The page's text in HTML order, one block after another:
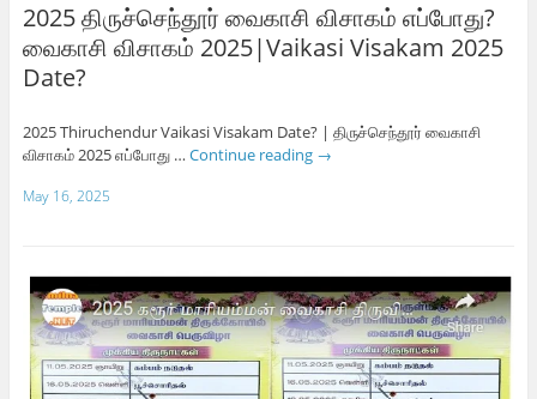
2025 திருச்செந்தூர் வைகாசி விசாகம் எப்போது?
வைகாசி விசாகம் 2025|Vaikasi Visakam 2025
Date?
2025 Thiruchendur Vaikasi Visakam Date? | திருச்செந்தூர் வைகாசி
விசாகம் 2025 எப்போது … Continue reading →
May 16, 2025